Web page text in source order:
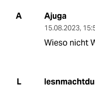
A Ajuga
15.08.2023,
Wieso nicht
L